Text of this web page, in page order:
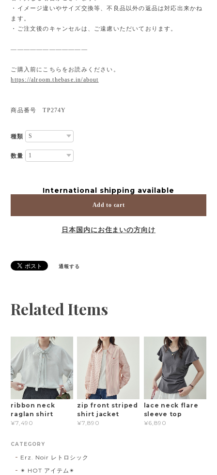
・イメージ違いやサイズ交換等、不良品以外の返品は対応出来かね
ます。
・ご注文後のキャンセルは、ご遠慮いただいております。
————————————
ご購入前にこちらをお読みください。
https://alroom.thebase.in/about
商品番号 TP274Y
種類
数量
International shipping available
Add to cart
日本国内にお住まいの方向け
通報する
Related Items
ribbon neck
raglan shirt
¥7,490
zip front striped
shirt jacket
¥7,890
lace neck flare
sleeve top
¥6,890
CATEGORY
Erz. Noir レトロシック
✴︎ HOT アイテム✴︎